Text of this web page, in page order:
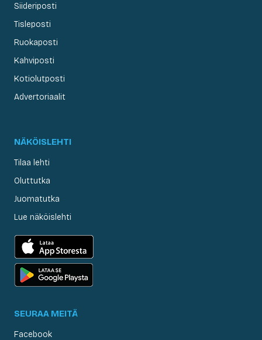
Siideriposti
Tisleposti
Ruokaposti
Kahviposti
Kotiolutposti
Advertoriaalit
NÄKÖISLEHTI
Tilaa lehti
Oluttutka
Juomatutka
Lue näköislehti
SEURAA MEITÄ
Facebook